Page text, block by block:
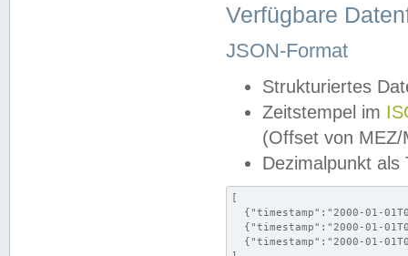
Verfügbare
JSON-Format
Strukturiertes
Zeitstempel im
(Offset von MEZ/
Dezimalpunkt als
[
{"timestamp":"2000-01-
{"timestamp":"2000-01-
{"timestamp":"2000-01-